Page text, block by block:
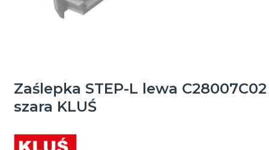
Zaślepka STEP-L lewa C28007C02
szara KLUŚ